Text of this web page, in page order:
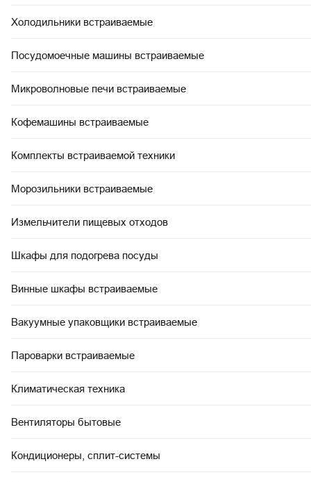
Холодильники встраиваемые
Посудомоечные машины встраиваемые
Микроволновые печи встраиваемые
Кофемашины встраиваемые
Комплекты встраиваемой техники
Морозильники встраиваемые
Измельчители пищевых отходов
Шкафы для подогрева посуды
Винные шкафы встраиваемые
Вакуумные упаковщики встраиваемые
Пароварки встраиваемые
Климатическая техника
Вентиляторы бытовые
Кондиционеры, сплит-системы